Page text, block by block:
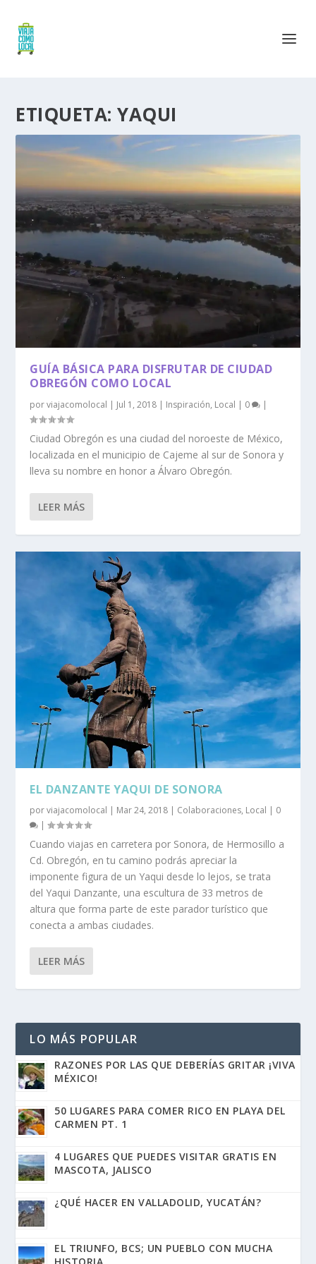
ETIQUETA:YAQUI
GUÍA BÁSICA PARA DISFRUTAR DE CIUDAD
OBREGÓN COMO LOCAL
porviajacomolocal | Jul 1, 2018 | Inspiración, Local | 0 |
Ciudad Obregón es una ciudad del noroeste de México,
localizada en el municipio de Cajeme al sur de Sonora y
lleva su nombre en honor a Álvaro Obregón.
LEER MÁS
EL DANZANTE YAQUI DE SONORA
porviajacomolocal | Mar 24, 2018 | Colaboraciones, Local | 0
|
Cuando viajas en carretera por Sonora, de Hermosillo a
Cd. Obregón, en tu camino podrás apreciar la
imponente figura de un Yaqui desde lo lejos, se trata
del Yaqui Danzante, una escultura de 33 metros de
altura que forma parte de este parador turístico que
conecta a ambas ciudades.
LEER MÁS
LO MÁS POPULAR
RAZONES POR LAS QUE DEBERÍAS GRITAR ¡VIVA
MÉXICO!
50 LUGARES PARA COMER RICO EN PLAYA DEL
CARMEN PT. 1
4 LUGARES QUE PUEDES VISITAR GRATIS EN
MASCOTA, JALISCO
¿QUÉ HACER EN VALLADOLID, YUCATÁN?
EL TRIUNFO, BCS; UN PUEBLO CON MUCHA